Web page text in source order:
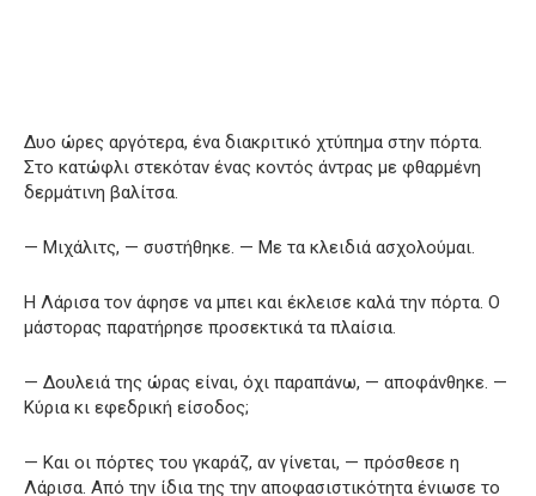
Δυο ώρες αργότερα, ένα διακριτικό χτύπημα στην πόρτα.
Στο κατώφλι στεκόταν ένας κοντός άντρας με φθαρμένη
δερμάτινη βαλίτσα.
— Μιχάλιτς, — συστήθηκε. — Με τα κλειδιά ασχολούμαι.
Η Λάρισα τον άφησε να μπει και έκλεισε καλά την πόρτα. Ο
μάστορας παρατήρησε προσεκτικά τα πλαίσια.
— Δουλειά της ώρας είναι, όχι παραπάνω, — αποφάνθηκε. —
Κύρια κι εφεδρική είσοδος;
— Και οι πόρτες του γκαράζ, αν γίνεται, — πρόσθεσε η
Λάρισα. Από την ίδια της την αποφασιστικότητα ένιωσε το